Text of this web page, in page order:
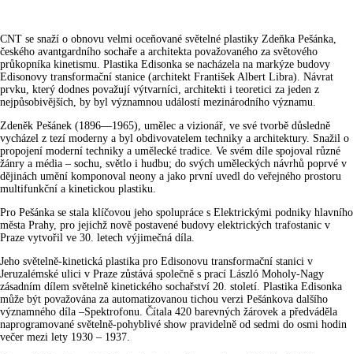
CNT se snaží o obnovu velmi oceňované světelné plastiky Zdeňka Pešánka,
českého avantgardního sochaře a architekta považovaného za světového
průkopníka kinetismu. Plastika Edisonka se nacházela na markýze budovy
Edisonovy transformační stanice (architekt František Albert Libra). Návrat
prvku, který dodnes považují výtvarníci, architekti i teoretici za jeden z
nejpůsobivějších, by byl významnou událostí mezinárodního významu.
Zdeněk Pešánek (1896—1965), umělec a vizionář, ve své tvorbě důsledně
vycházel z tezí moderny a byl obdivovatelem techniky a architektury. Snažil o
propojení moderní techniky a umělecké tradice. Ve svém díle spojoval různé
žánry a média – sochu, světlo i hudbu; do svých uměleckých návrhů poprvé v
dějinách umění komponoval neony a jako první uvedl do veřejného prostoru
multifunkční a kinetickou plastiku.
Pro Pešánka se stala klíčovou jeho spolupráce s Elektrickými podniky hlavního
města Prahy, pro jejichž nově postavené budovy elektrických trafostanic v
Praze vytvořil ve 30. letech výjimečná díla.
Jeho světelně-kinetická plastika pro Edisonovu transformační stanici v
Jeruzalémské ulici v Praze zůstává společně s prací László Moholy-Nagy
zásadním dílem světelně kinetického sochařství 20. století. Plastika Edisonka
může být považována za automatizovanou tichou verzi Pešánkova dalšího
významného díla –Spektrofonu. Čítala 420 barevných žárovek a předváděla
naprogramované světelně-pohyblivé show pravidelně od sedmi do osmi hodin
večer mezi lety 1930 – 1937.